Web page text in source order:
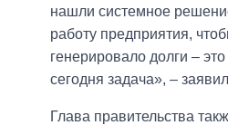
нашли системное
работу предприятия,
генерировало долги –
сегодня задача», –
Глава правительства